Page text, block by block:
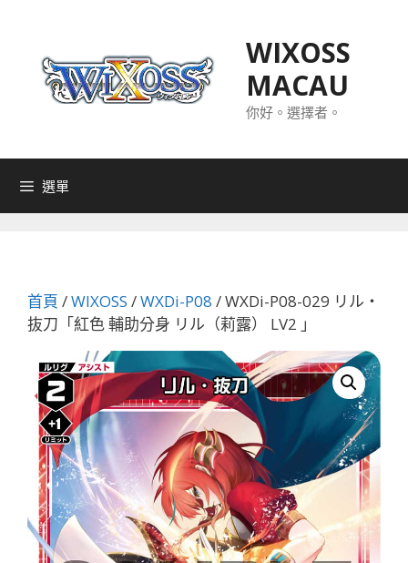
WIXOSS
MACAU
你好。選擇者。
選單
首頁 /WIXOSS /WXDi-P08 / WXDi-P08-029 リル・
抜刀「紅色 輔助分身 リル（莉露） LV2 」